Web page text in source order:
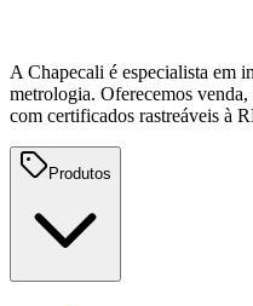
A Chapecali é especialista em
metrologia. Oferecemos
com certificados rastreáveis à
Produtos